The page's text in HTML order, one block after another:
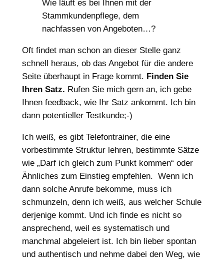
Wie läuft es bei Ihnen mit der
Stammkundenpflege, dem
nachfassen von Angeboten…?
Oft findet man schon an dieser Stelle ganz
schnell heraus, ob das Angebot für die andere
Seite überhaupt in Frage kommt. Finden Sie
Ihren Satz. Rufen Sie mich gern an, ich gebe
Ihnen feedback, wie Ihr Satz ankommt. Ich bin
dann potentieller Testkunde;-)
Ich weiß, es gibt Telefontrainer, die eine
vorbestimmte Struktur lehren, bestimmte Sätze
wie „Darf ich gleich zum Punkt kommen“ oder
Ähnliches zum Einstieg empfehlen. Wenn ich
dann solche Anrufe bekomme, muss ich
schmunzeln, denn ich weiß, aus welcher Schule
derjenige kommt. Und ich finde es nicht so
ansprechend, weil es systematisch und
manchmal abgeleiert ist. Ich bin lieber spontan
und authentisch und nehme dabei den Weg, wie